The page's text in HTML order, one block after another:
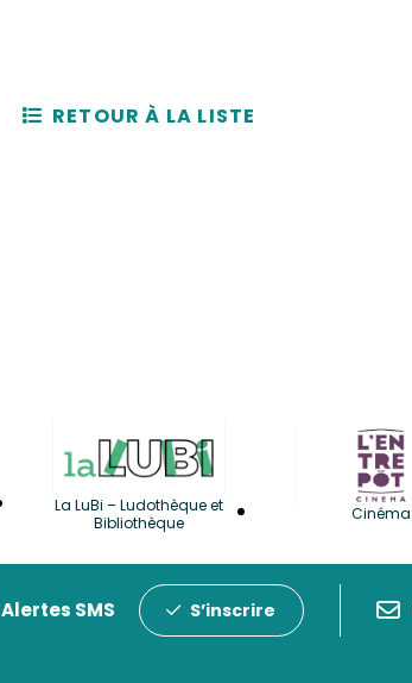
RETOUR À LA LISTE
La LuBi – Ludothèque et
Bibliothèque
Cinéma
Alertes SMS S’inscrire